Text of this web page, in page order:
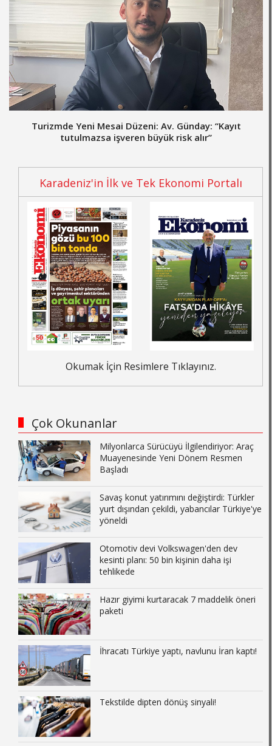
Turizmde Yeni Mesai Düzeni: Av. Günday: “Kayıt
tutulmazsa işveren büyük risk alır”
Karadeniz'in İlk ve Tek Ekonomi Portalı
Okumak İçin Resimlere Tıklayınız.
Çok Okunanlar
Milyonlarca Sürücüyü İlgilendiriyor: Araç
Muayenesinde Yeni Dönem Resmen
Başladı
Savaş konut yatırımını değiştirdi: Türkler
yurt dışından çekildi, yabancılar Türkiye'ye
yöneldi
Otomotiv devi Volkswagen'den dev
kesinti planı: 50 bin kişinin daha işi
tehlikede
Hazır giyimi kurtaracak 7 maddelik öneri
paketi
İhracatı Türkiye yaptı, navlunu İran kaptı!
Tekstilde dipten dönüş sinyali!